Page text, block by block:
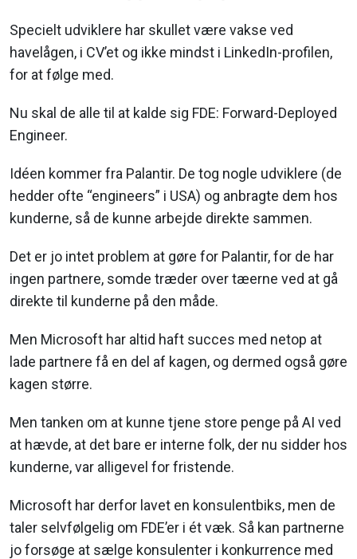
Specielt udviklere har skullet være vakse ved
havelågen, i CV’et og ikke mindst i LinkedIn-profilen,
for at følge med.
Nu skal de alle til at kalde sig FDE: Forward-Deployed
Engineer.
Idéen kommer fra Palantir. De tog nogle udviklere (de
hedder ofte “engineers” i USA) og anbragte dem hos
kunderne, så de kunne arbejde direkte sammen.
Det er jo intet problem at gøre for Palantir, for de har
ingen partnere, somde træder over tæerne ved at gå
direkte til kunderne på den måde.
Men Microsoft har altid haft succes med netop at
lade partnere få en del af kagen, og dermed også gøre
kagen større.
Men tanken om at kunne tjene store penge på AI ved
at hævde, at det bare er interne folk, der nu sidder hos
kunderne, var alligevel for fristende.
Microsoft har derfor lavet en konsulentbiks, men de
taler selvfølgelig om FDE’er i ét væk. Så kan partnerne
jo forsøge at sælge konsulenter i konkurrence med